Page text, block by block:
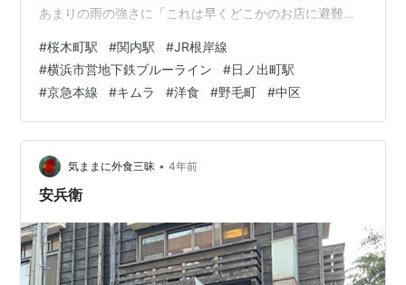
あまりの雨の強さに「これは早くどこかのお店に避難し
いました。そんな時に目の前に現れたのが「洋食 キムラ
野毛店」の文字。上品で落ち着いた佇まいに引き寄せら
れるように、早速お店の扉を開けました。 お店へのアク
セスは非常に便利で、以下の各駅から徒歩圏内となって
います。 JR根岸線・横浜市営地下鉄ブルーライン：桜木
町駅 または 関内駅 京急本線：日ノ出…
#桜木町駅 #関内駅 #JR根岸線
#横浜市営地下鉄ブルーライン #日ノ出町駅
#京急本線 #キムラ #洋食 #野毛町 #中区
気ままに外食三昧 • 4年前
安兵衛